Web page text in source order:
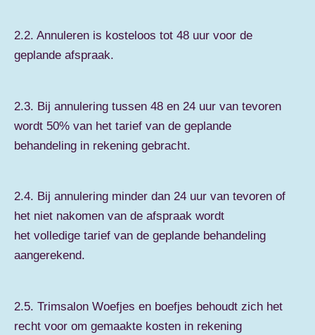
2.2. Annuleren is kosteloos tot 48 uur voor de
geplande afspraak.
2.3. Bij annulering tussen 48 en 24 uur van tevoren
wordt 50% van het tarief van de geplande
behandeling in rekening gebracht.
2.4. Bij annulering minder dan 24 uur van tevoren of
het niet nakomen van de afspraak wordt
het volledige tarief van de geplande behandeling
aangerekend.
2.5. Trimsalon Woefjes en boefjes behoudt zich het
recht voor om gemaakte kosten in rekening